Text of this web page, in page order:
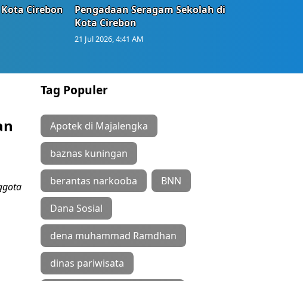
Cirebon
Pengadaan Seragam Sekolah di
Kota Cirebon
21 Jul 2026, 4:41 AM
Tag Populer
Apotek di Majalengka
baznas kuningan
berantas narkooba BNN
Dana Sosial
dena muhammad Ramdhan
dinas pariwisata